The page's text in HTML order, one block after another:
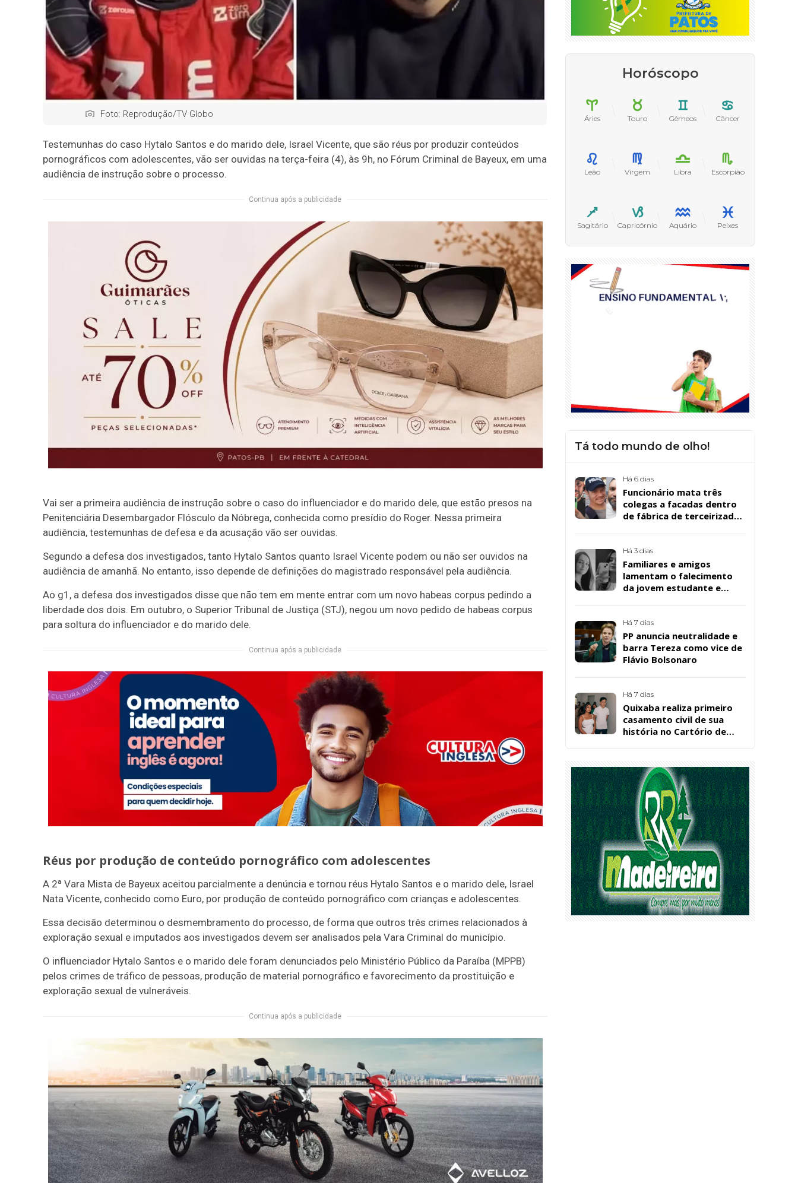
Foto: Reprodução/TV Globo
Testemunhas do caso Hytalo Santos e do marido dele, Israel Vicente, que são réus por produzir conteúdos
pornográficos com adolescentes, vão ser ouvidas na terça-feira (4), às 9h, no Fórum Criminal de Bayeux, em uma
audiência de instrução sobre o processo.
Continua após a publicidade
Vai ser a primeira audiência de instrução sobre o caso do influenciador e do marido dele, que estão presos na
Penitenciária Desembargador Flósculo da Nóbrega, conhecida como presídio do Roger. Nessa primeira
audiência, testemunhas de defesa e da acusação vão ser ouvidas.
Segundo a defesa dos investigados, tanto Hytalo Santos quanto Israel Vicente podem ou não ser ouvidos na
audiência de amanhã. No entanto, isso depende de definições do magistrado responsável pela audiência.
Ao g1, a defesa dos investigados disse que não tem em mente entrar com um novo habeas corpus pedindo a
liberdade dos dois. Em outubro, o Superior Tribunal de Justiça (STJ), negou um novo pedido de habeas corpus
para soltura do influenciador e do marido dele.
Continua após a publicidade
Réus por produção de conteúdo pornográfico com adolescentes
A 2ª Vara Mista de Bayeux aceitou parcialmente a denúncia e tornou réus Hytalo Santos e o marido dele, Israel
Nata Vicente, conhecido como Euro, por produção de conteúdo pornográfico com crianças e adolescentes.
Essa decisão determinou o desmembramento do processo, de forma que outros três crimes relacionados à
exploração sexual e imputados aos investigados devem ser analisados pela Vara Criminal do município.
O influenciador Hytalo Santos e o marido dele foram denunciados pelo Ministério Público da Paraíba (MPPB)
pelos crimes de tráfico de pessoas, produção de material pornográfico e favorecimento da prostituição e
exploração sexual de vulneráveis.
Continua após a publicidade
Horóscopo
Áries Touro Gêmeos Câncer
Leão Virgem Libra Escorpião
Sagitário Capricórnio Aquário Peixes
Tá todo mundo de olho!
Há 6 dias
Funcionário mata três
colegas a facadas dentro
de fábrica de terceirizada
Há 3 dias
Familiares e amigos
lamentam o falecimento
da jovem estudante e
Santos, em Patos
Há 7 dias
PP anuncia neutralidade e
barra Tereza como vice de
Flávio Bolsonaro
Há 7 dias
Quixaba realiza primeiro
casamento civil de sua
história no Cartório de